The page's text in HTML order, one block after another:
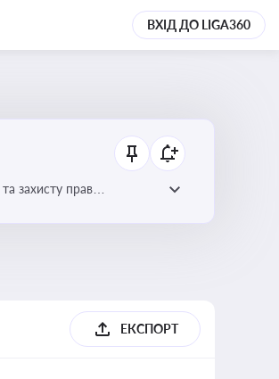
ВХІД ДО LIGA360
захисту прав
ЕКСПОРТ